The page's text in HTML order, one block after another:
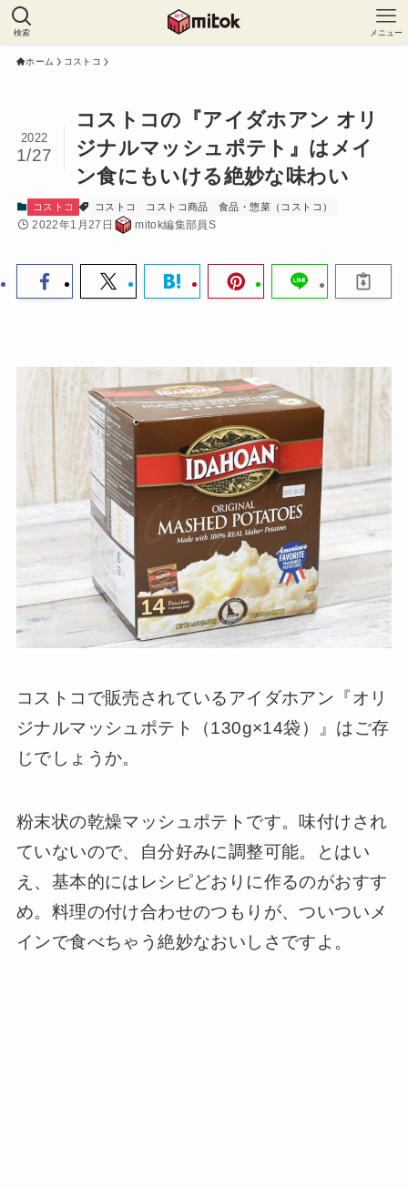
検索 メニュー
ホーム コストコ
コストコの『アイダホアン オリ
ジナルマッシュポテト』はメイ
ン食にもいける絶妙な味わい
2022
1/27
コストコ コストコ コストコ商品 食品・惣菜（コストコ）
2022年1月27日 mitok編集部員S
コストコで販売されているアイダホアン『オリ
ジナルマッシュポテト（130g×14袋）』はご存
じでしょうか。
粉末状の乾燥マッシュポテトです。味付けされ
ていないので、自分好みに調整可能。とはい
え、基本的にはレシピどおりに作るのがおすす
め。料理の付け合わせのつもりが、ついついメ
インで食べちゃう絶妙なおいしさですよ。